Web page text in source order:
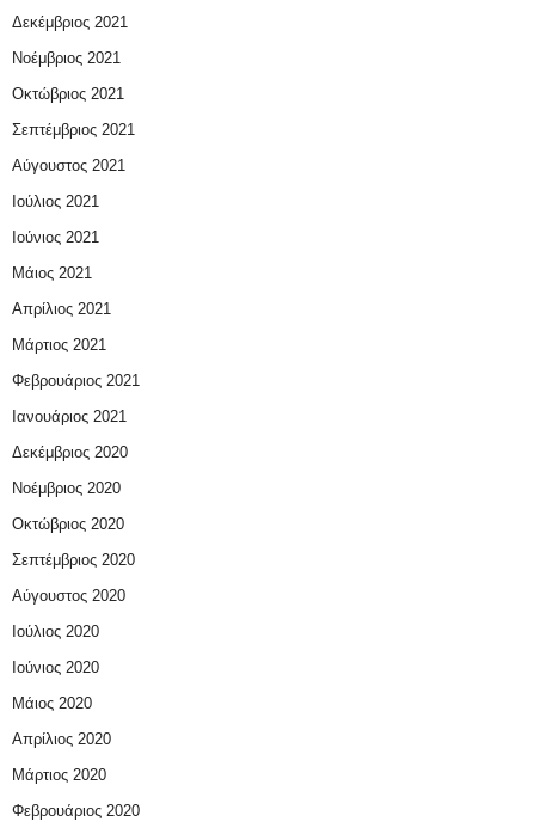
Δεκέμβριος 2021
Νοέμβριος 2021
Οκτώβριος 2021
Σεπτέμβριος 2021
Αύγουστος 2021
Ιούλιος 2021
Ιούνιος 2021
Μάιος 2021
Απρίλιος 2021
Μάρτιος 2021
Φεβρουάριος 2021
Ιανουάριος 2021
Δεκέμβριος 2020
Νοέμβριος 2020
Οκτώβριος 2020
Σεπτέμβριος 2020
Αύγουστος 2020
Ιούλιος 2020
Ιούνιος 2020
Μάιος 2020
Απρίλιος 2020
Μάρτιος 2020
Φεβρουάριος 2020